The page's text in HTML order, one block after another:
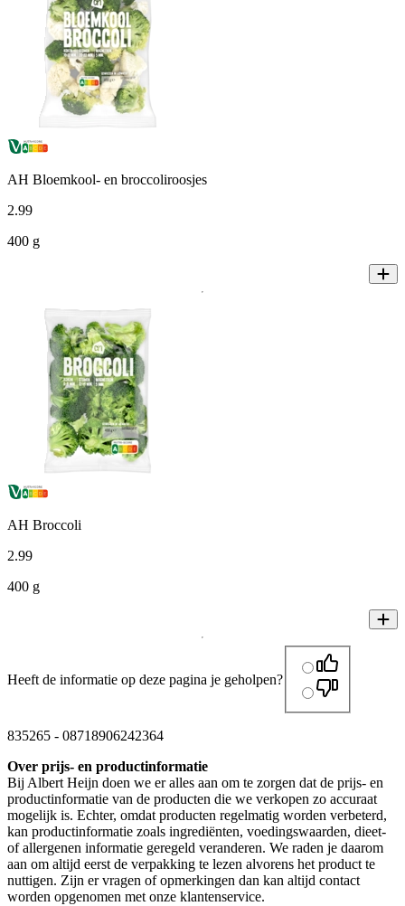
AH Bloemkool- en broccoliroosjes
2.99
400 g
AH Broccoli
2.99
400 g
Heeft de informatie op deze pagina je geholpen?
835265 - 08718906242364
Over prijs- en productinformatie
Bij Albert Heijn doen we er alles aan om te zorgen dat de prijs- en
productinformatie van de producten die we verkopen zo accuraat
mogelijk is. Echter, omdat producten regelmatig worden verbeterd,
kan productinformatie zoals ingrediënten, voedingswaarden, dieet-
of allergenen informatie geregeld veranderen. We raden je daarom
aan om altijd eerst de verpakking te lezen alvorens het product te
nuttigen. Zijn er vragen of opmerkingen dan kan altijd contact
worden opgenomen met onze klantenservice.